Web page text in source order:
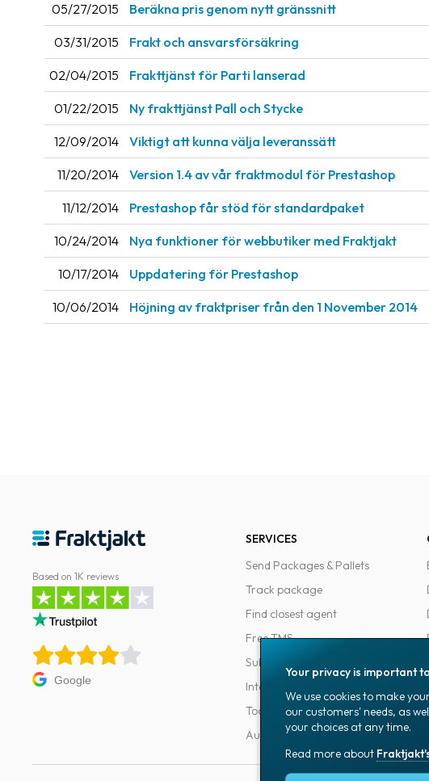
05/27/2015 Beräkna pris genom nytt gränssnitt
03/31/2015 Frakt och ansvarsförsäkring
02/04/2015 Frakttjänst för Parti lanserad
01/22/2015 Ny frakttjänst Pall och Stycke
12/09/2014 Viktigt att kunna välja leveranssätt
11/20/2014 Version 1.4 av vår fraktmodul för Prestashop
11/12/2014 Prestashop får stöd för standardpaket
10/24/2014 Nya funktioner för webbutiker med Fraktjakt
10/17/2014 Uppdatering för Prestashop
10/06/2014 Höjning av fraktpriser från den 1 November 2014
Based on 1K reviews
Google
SERVICES
Send Packages & Pallets
Track package
Find closest agent
Free TMS
Subscriptions
Integrations
Tools for developers
Automations
Your privacy is important
We use cookies to make
our customers' needs, as
your choices at any time.
Read more about